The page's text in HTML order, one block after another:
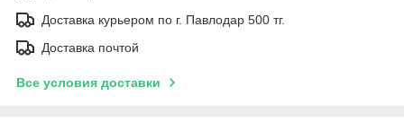
Доставка курьером по г. Павлодар 500 тг.
Доставка почтой
Все условия доставки